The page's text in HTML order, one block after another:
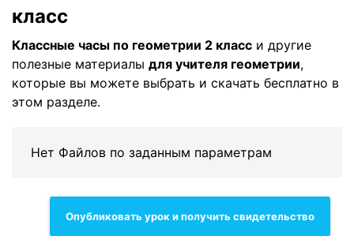
класс
Классные часы по геометрии 2 класс и другие
полезные материалы для учителя геометрии,
которые вы можете выбрать и скачать бесплатно в
этом разделе.
Нет Файлов по заданным параметрам
Опубликовать урок и получить свидетельство